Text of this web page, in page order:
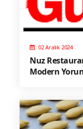
02 Aralık 2024
Nuz
Modern